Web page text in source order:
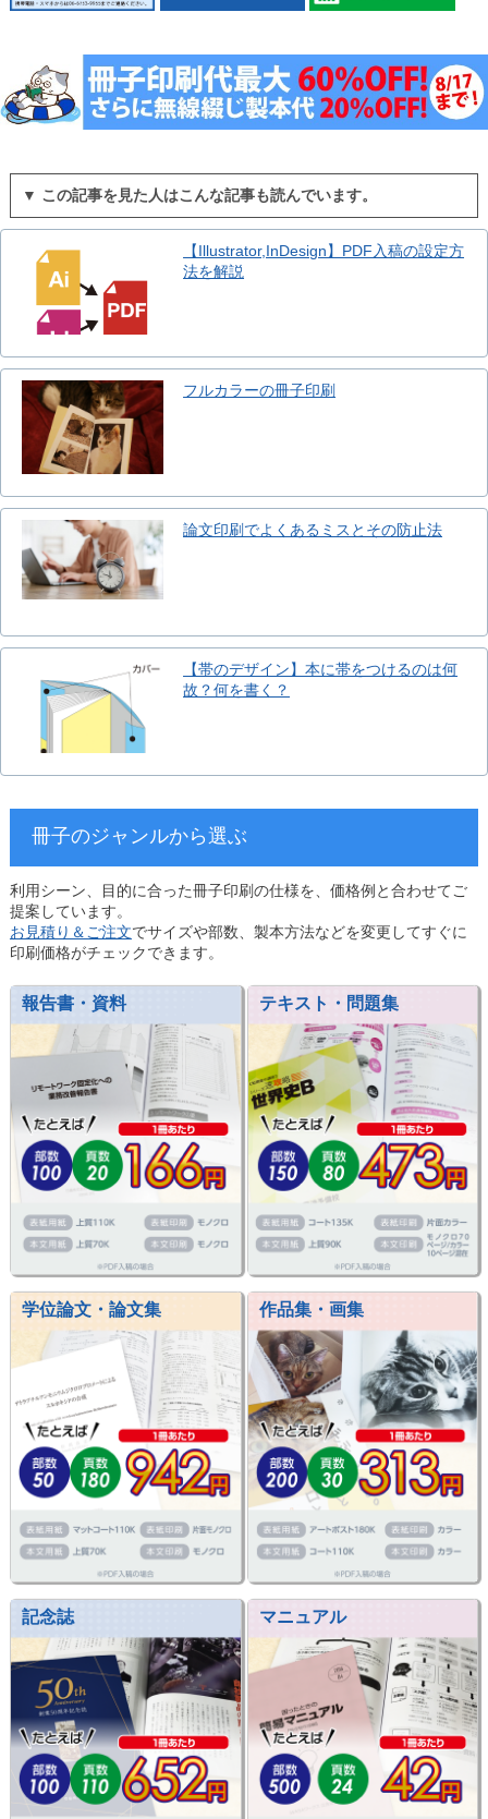
▼ この記事を見た人はこんな記事も読んでいます。
【Illustrator,InDesign】PDF入稿の設定方
法を解説
フルカラーの冊子印刷
論文印刷でよくあるミスとその防止法
【帯のデザイン】本に帯をつけるのは何
故？何を書く？
冊子のジャンルから選ぶ
利用シーン、目的に合った冊子印刷の仕様を、価格例と合わせてご
提案しています。
お見積り＆ご注文でサイズや部数、製本方法などを変更してすぐに
印刷価格がチェックできます。
報告書・資料 テキスト・問題集
学位論文・論文集 作品集・画集
記念誌 マニュアル